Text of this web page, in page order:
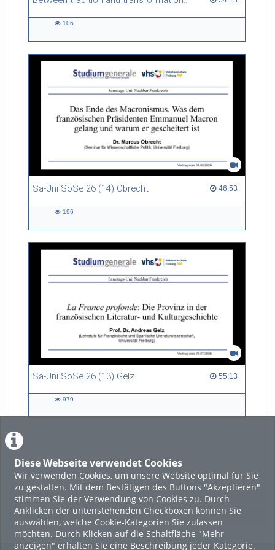
Diese Webseite verwendet Cookies
Wir verwenden Cookies, um unsere Website optimal für Sie
zu gestalten. Mit dem Bestätigen des Buttons "Akzeptieren"
stimmen Sie der Verwendung von Cookies zu. Durch
Anklicken der untenstehenden Checkboxen können Sie
auswählen, welche Cookie-Kategorien Sie zulassen
möchten. Durch Klicken auf die Schaltfläche "Mehr
anzeigen" erhalten Sie eine Beschreibung jeder Kategorie.
106
Sa-Uni SoSe 26 (14) Obrecht 46:53
46:53 duration
196
Sa-Uni SoSe 26 (13) Gelz 55:13
55:13 duration
979
LADE MEHR
Featured
Beliebtheit